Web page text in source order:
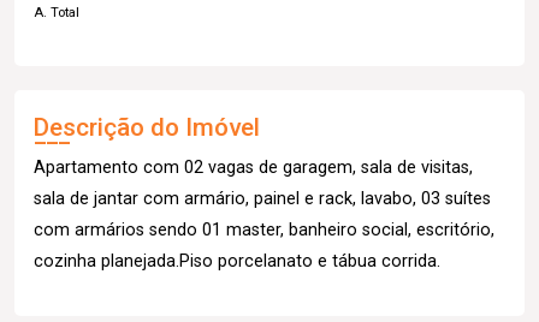
A. Total
Descrição do Imóvel
Apartamento com 02 vagas de garagem, sala de visitas,
sala de jantar com armário, painel e rack, lavabo, 03 suítes
com armários sendo 01 master, banheiro social, escritório,
cozinha planejada.Piso porcelanato e tábua corrida.